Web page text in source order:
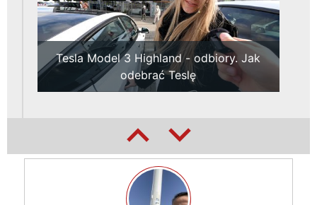
Tesla Model 3 Highland - odbiory. Jak
odebrać Teslę